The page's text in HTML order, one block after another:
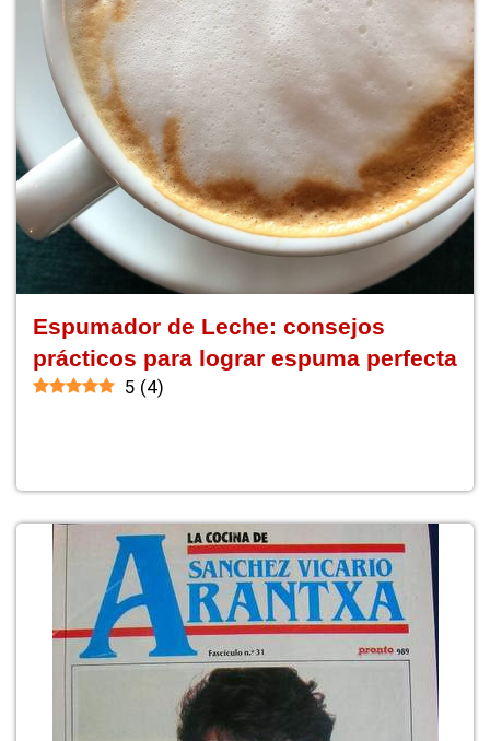
Espumador de Leche: consejos
prácticos para lograr espuma perfecta
5 (4)